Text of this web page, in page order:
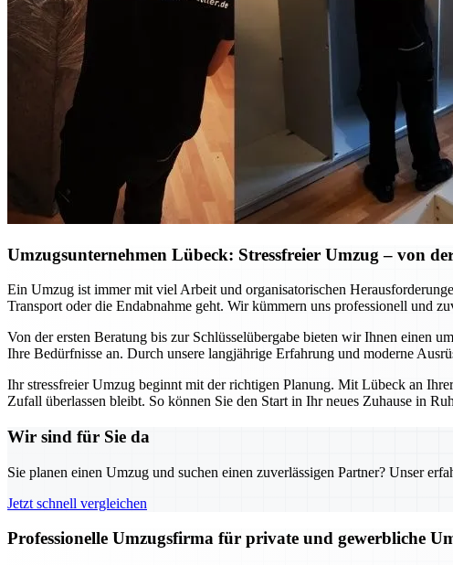
Umzugsunternehmen Lübeck: Stressfreier Umzug – von
Ein Umzug ist immer mit viel Arbeit und organisatorischen
Transport oder die Endabnahme geht. Wir kümmern uns professionell und
Von der ersten Beratung bis zur Schlüsselübergabe bieten wir Ihnen einen
Ihre Bedürfnisse an. Durch unsere langjährige Erfahrung und moderne
Ihr stressfreier Umzug beginnt mit der richtigen Planung. Mit Lübeck an
Zufall überlassen bleibt. So können Sie den Start in Ihr neues Zuhause in
Wir sind für Sie da
Sie planen einen Umzug und suchen einen zuverlässigen Partner? Unser
Jetzt schnell vergleichen
Professionelle Umzugsfirma für private und gewerbliche